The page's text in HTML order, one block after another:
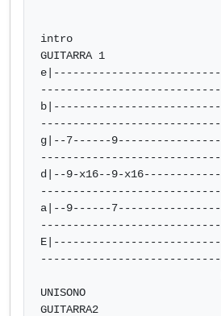
intro
GUITARRA 1
----------------------------|
----------------------------|
g|--7------
----------------------------|
d|--9-x16--9-
----------------------------
a|--9------
----------------------------|
----------------------------|
UNISONO
GUITARRA2